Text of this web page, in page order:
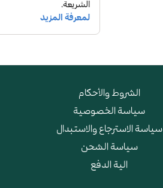
الشروط والأحكام
سياسة الخصوصية
سياسة الاسترجاع والاستبدال
سياسة الشحن
الية الدفع